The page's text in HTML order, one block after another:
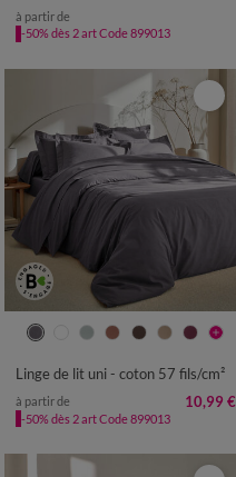
à partir de
-50% dès 2 art Code 899013
Linge de lit uni - coton 57 fils/cm²
à partir de 10,99 €
-50% dès 2 art Code 899013